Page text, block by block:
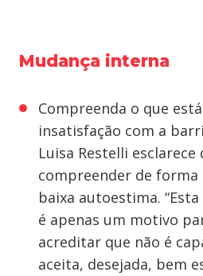
Mudança interna
Compreenda o que
insatisfação com a
Luisa Restelli esclarece
compreender de
baixa autoestima.
é apenas um motivo
acreditar que não é
aceita, desejada, bem